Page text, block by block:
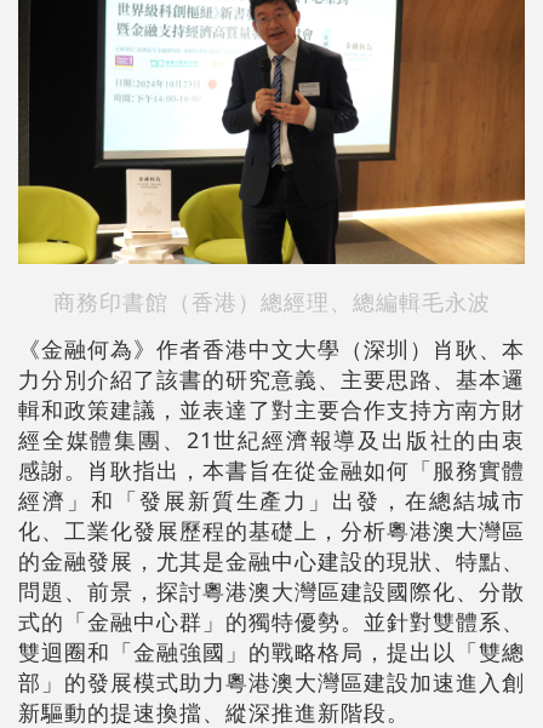
商務印書館（香港）總經理、總編輯毛永波
《金融何為》作者香港中文大學（深圳）肖耿、本
力分別介紹了該書的研究意義、主要思路、基本邏
輯和政策建議，並表達了對主要合作支持方南方財
經全媒體集團、21世紀經濟報導及出版社的由衷
感謝。肖耿指出，本書旨在從金融如何「服務實體
經濟」和「發展新質生產力」出發，在總結城市
化、工業化發展歷程的基礎上，分析粵港澳大灣區
的金融發展，尤其是金融中心建設的現狀、特點、
問題、前景，探討粵港澳大灣區建設國際化、分散
式的「金融中心群」的獨特優勢。並針對雙體系、
雙迴圈和「金融強國」的戰略格局，提出以「雙總
部」的發展模式助力粵港澳大灣區建設加速進入創
新驅動的提速換擋、縱深推進新階段。